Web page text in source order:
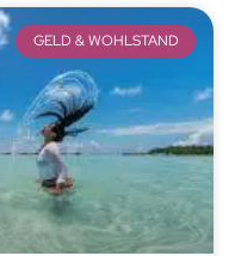
GELD & WOHLSTAND